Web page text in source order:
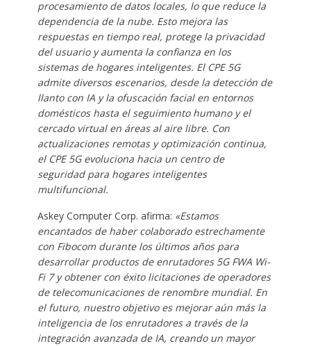
procesamiento de datos locales, lo que reduce la
dependencia de la nube. Esto mejora las
respuestas en tiempo real, protege la privacidad
del usuario y aumenta la confianza en los
sistemas de hogares inteligentes. El CPE 5G
admite diversos escenarios, desde la detección de
llanto con IA y la ofuscación facial en entornos
domésticos hasta el seguimiento humano y el
cercado virtual en áreas al aire libre. Con
actualizaciones remotas y optimización continua,
el CPE 5G evoluciona hacia un centro de
seguridad para hogares inteligentes
multifuncional.
Askey Computer Corp. afirma: «Estamos
encantados de haber colaborado estrechamente
con Fibocom durante los últimos años para
desarrollar productos de enrutadores 5G FWA Wi-
Fi 7 y obtener con éxito licitaciones de operadores
de telecomunicaciones de renombre mundial. En
el futuro, nuestro objetivo es mejorar aún más la
inteligencia de los enrutadores a través de la
integración avanzada de IA, creando un mayor